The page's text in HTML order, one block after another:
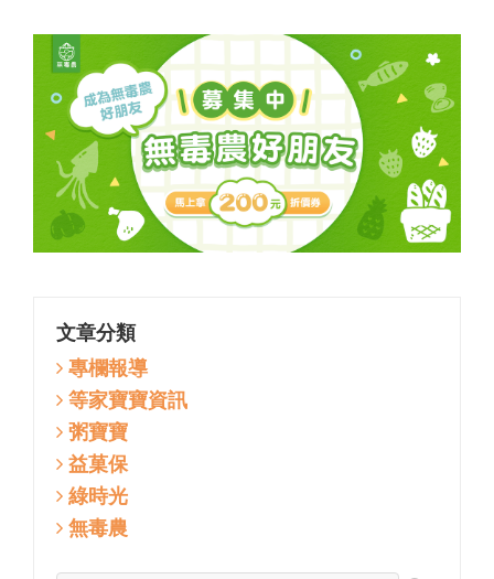
文章分類
專欄報導
等家寶寶資訊
粥寶寶
益菓保
綠時光
無毒農